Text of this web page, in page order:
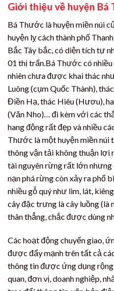
Giới thiệu về huyện Bá
Bá Thước là huyện miền núi
huyện lỵ cách thành phố
Bắc Tây bắc, có diện tích tự
01 thị trấn.Bá Thước có nhiều
nhiên chưa được khai thác
Luông (cụm Quốc Thành),
Điền Hạ, thác Hiêu (Hươu),
(Văn Nho)… đi kèm với các
hang động rất đẹp và nhiều
Thước là một huyện miền núi
thông vận tải không thuận lợi
tài nguyên rừng rất lớn
nạn phá rừng còn xảy ra phổ
nhiều gỗ quý như lim, lát,
cây đặc trưng là cây luồng (là
thân thẳng, chắc được dùng
Các hoạt động chuyển giao,
được đẩy mạnh trên tất cả
thông tin được ứng dụng
quan, đơn vị, doanh nghiệp,